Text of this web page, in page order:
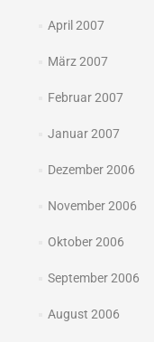
April 2007
März 2007
Februar 2007
Januar 2007
Dezember 2006
November 2006
Oktober 2006
September 2006
August 2006